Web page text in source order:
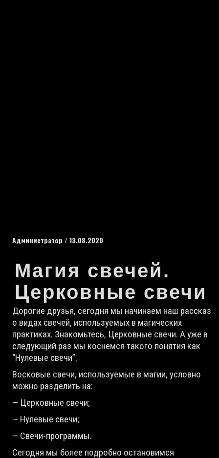
Администратор /13.08.2020
Магия свечей.
Церковные свечи
Дорогие друзья, сегодня мы начинаем наш рассказ
о видах свечей, используемых в магических
практиках. Знакомьтесь, Церковные свечи. А уже в
следующий раз мы коснемся такого понятия как
“Нулевые свечи”.
Восковые свечи, используемые в магии, условно
можно разделить на:
— Церковные свечи;
— Нулевые свечи;
— Свечи-программы.
Сегодня мы более подробно остановимся